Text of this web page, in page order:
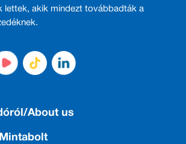
lettek, akik mindezt továbbadták a
About us